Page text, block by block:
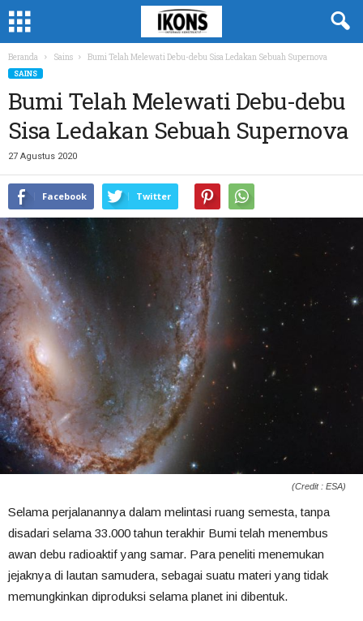
Beranda Sains Bumi Telah Melewati Debu-debu Sisa Ledakan Sebuah Supernova
SAINS
Bumi Telah Melewati Debu-debu
Sisa Ledakan Sebuah Supernova
27 Agustus 2020
Facebook Twitter
(Credit : ESA)
Selama perjalanannya dalam melintasi ruang semesta, tanpa
disadari selama 33.000 tahun terakhir Bumi telah menembus
awan debu radioaktif yang samar. Para peneliti menemukan
jejaknya di lautan samudera, sebagai suatu materi yang tidak
memungkinkan diproduksi selama planet ini dibentuk.